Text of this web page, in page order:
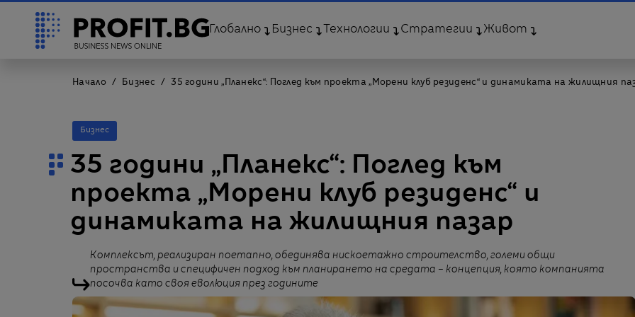
Глобално Бизнес Технологии Стратегии Живот
Начало Бизнес 35 години „Планекс“: Поглед към проекта „Морени клуб резиденс“ и динамиката на жилищния
Бизнес
35 години „Планекс“: Поглед към
проекта „Морени клуб резиденс“ и
динамиката на жилищния пазар
Комплексът, реализиран поетапно, обединява нискоетажно строителство, големи общи
пространства и специфичен подход към планирането на средата – концепция, която компанията
посочва като своя еволюция през годините